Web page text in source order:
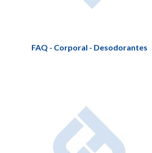
FAQ - Corporal - Desodorantes